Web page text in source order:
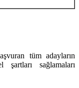
tüm adayların
şartları sağlamaları